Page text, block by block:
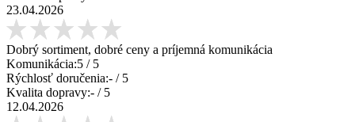
23.04.2026
Dobrý sortiment, dobré ceny a príjemná komunikácia
Komunikácia:5 / 5
Rýchlosť doručenia:- / 5
Kvalita dopravy:- / 5
12.04.2026